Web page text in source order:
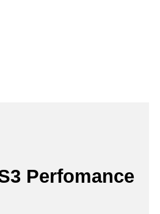
Perfomance